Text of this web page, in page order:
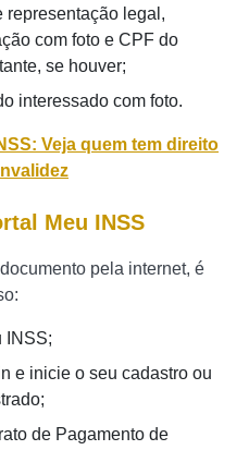
representação legal,
com foto e CPF do
se houver;
interessado com foto.
Veja quem tem direito
Meu INSS
pela internet, é
INSS;
e inicie o seu cadastro ou
de Pagamento de